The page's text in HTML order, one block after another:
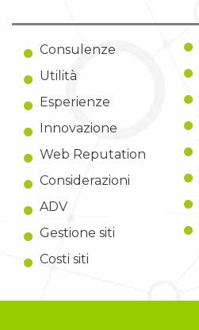
Consulenze
Utilità
Esperienze
Innovazione
Web Reputation
Considerazioni
ADV
Gestione siti
Costi siti